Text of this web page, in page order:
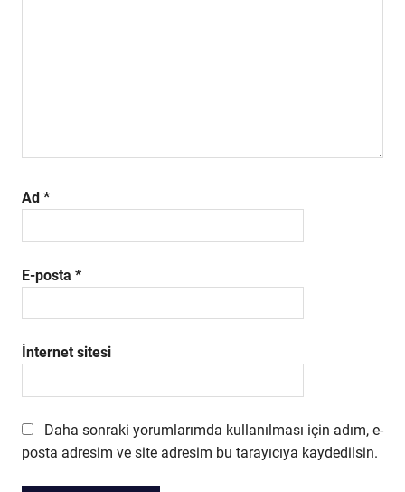
Ad *
E-posta *
İnternet sitesi
Daha sonraki yorumlarımda kullanılması için adım, e-
posta adresim ve site adresim bu tarayıcıya kaydedilsin.